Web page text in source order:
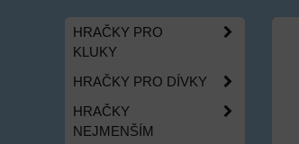
HRAČKY PRO
KLUKY
HRAČKY PRO DÍVKY
HRAČKY
NEJMENŠÍM